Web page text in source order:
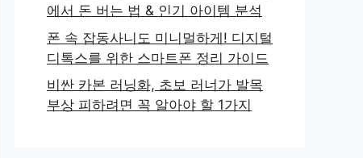
에서 돈 버는 법 & 인기 아이템 분석
폰 속 잡동사니도 미니멀하게! 디지털
디톡스를 위한 스마트폰 정리 가이드
비싼 카본 러닝화, 초보 러너가 발목
부상 피하려면 꼭 알아야 할 1가지